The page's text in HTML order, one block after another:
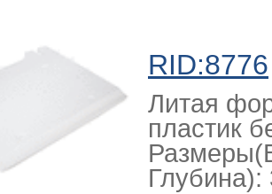
RID:8776
Литая
пластик
Глубина):